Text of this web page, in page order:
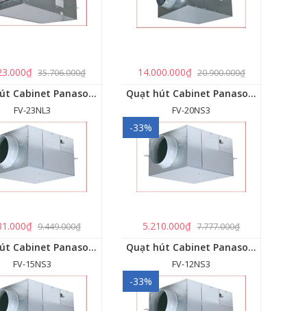
35.706.000₫ 14.000.000₫ 20.900.000₫
Quạt hút Cabinet Panasonic FV-23NL3
FV-23NL3
9.449.000₫
Quạt hút Cabinet Panasonic FV-20NS3
FV-20NS3
-33%
5.210.000₫ 7.777.000₫
Quạt hút Cabinet Panasonic FV-15NS3
FV-15NS3
Quạt hút Cabinet Panasonic FV-12NS3
FV-12NS3
-33%